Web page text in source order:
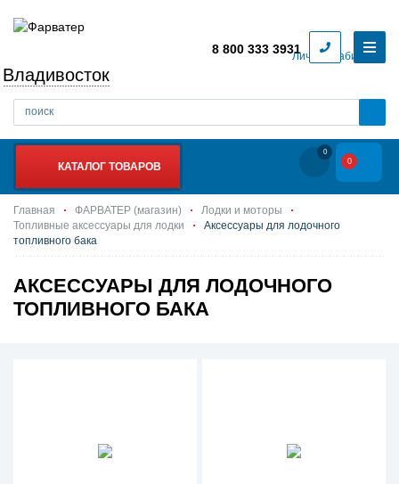
Личный кабинет
Владивосток
8 800 333 3931
КАТАЛОГ ТОВАРОВ
0
0
Главная ФАРВАТЕР (магазин)
Лодки и моторы
Топливные аксессуары для лодки
Аксессуары для лодочного
топливного бака
АКСЕССУАРЫ ДЛЯ ЛОДОЧНОГО
ТОПЛИВНОГО БАКА